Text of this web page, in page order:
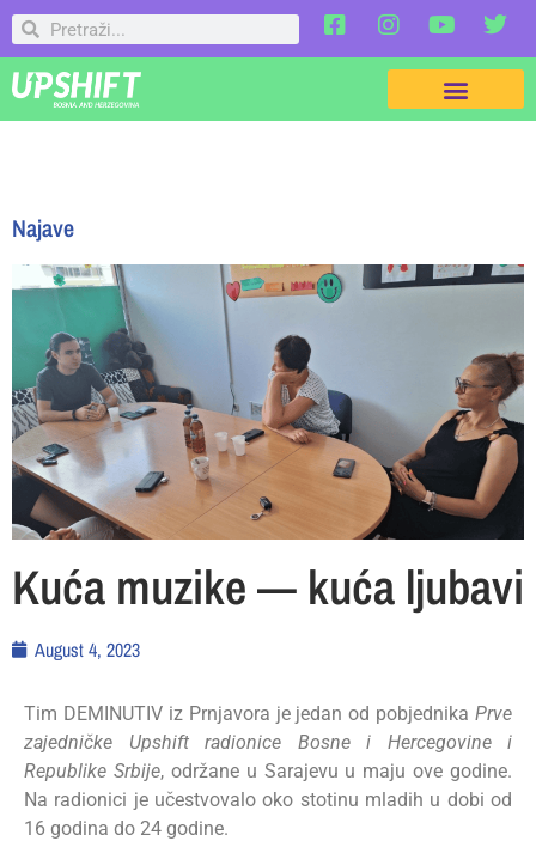
Najave
Kuća muzike — kuća ljubavi
August 4, 2023
Tim DEMINUTIV iz Prnjavora je jedan od pobjednika Prve
zajedničke Upshift radionice Bosne i Hercegovine i
Republike Srbije, održane u Sarajevu u maju ove godine.
Na radionici je učestvovalo oko stotinu mladih u dobi od
16 godina do 24 godine.